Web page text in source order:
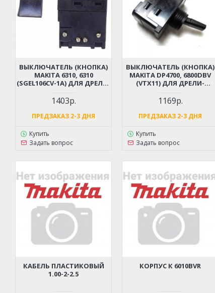
ВЫКЛЮЧАТЕЛЬ (КНОПКА)
MAKITA 6310, 6310
(SGEL106CV-1A) ДЛЯ ДРЕЛИ-
(ОРИГИНАЛ) 651256-4
1403р.
ПРЕДЗАКАЗ 2-3 ДНЯ
Купить
Задать вопрос
ВЫКЛЮЧАТЕЛЬ (КНОПКА)
MAKITA DP4700, 6800DBV
(VTX11) ДЛЯ ДРЕЛИ-
651478-6
1169р.
ПРЕДЗАКАЗ 2-3 ДНЯ
Купить
Задать вопрос
КАБЕЛЬ ПЛАСТИКОВЫЙ
1.00-2-2.5
КОРПУС К 6010BVR